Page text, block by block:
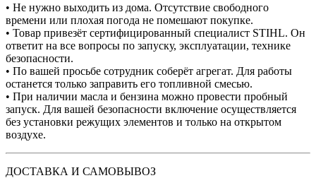
• Не нужно выходить из дома. Отсутствие свободного
времени или плохая погода не помешают покупке.
• Товар привезёт сертифицированный специалист STIHL. Он
ответит на все вопросы по запуску, эксплуатации, технике
безопасности.
• По вашей просьбе сотрудник соберёт агрегат. Для работы
останется только заправить его топливной смесью.
• При наличии масла и бензина можно провести пробный
запуск. Для вашей безопасности включение осуществляется
без установки режущих элементов и только на открытом
воздухе.
ДОСТАВКА И САМОВЫВОЗ